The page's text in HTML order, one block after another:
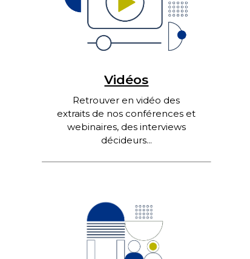
Vidéos
Retrouver en vidéo des
extraits de nos conférences et
webinaires, des interviews
décideurs...